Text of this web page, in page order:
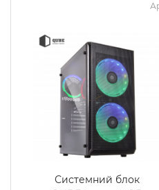
Системний блок